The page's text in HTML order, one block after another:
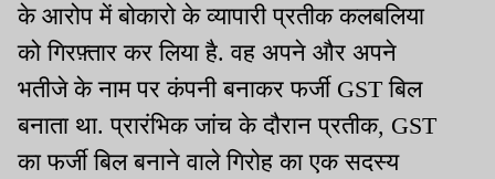
के आरोप में बोकारो के व्यापारी प्रतीक कलबलिया
को गिरफ़्तार कर लिया है. वह अपने और अपने
भतीजे के नाम पर कंपनी बनाकर फर्जी GST बिल
बनाता था. प्रारंभिक जांच के दौरान प्रतीक, GST
का फर्जी बिल बनाने वाले गिरोह का एक सदस्य